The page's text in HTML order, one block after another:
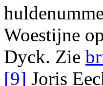
Woestijne
Dyck. Zie
[9] Joris